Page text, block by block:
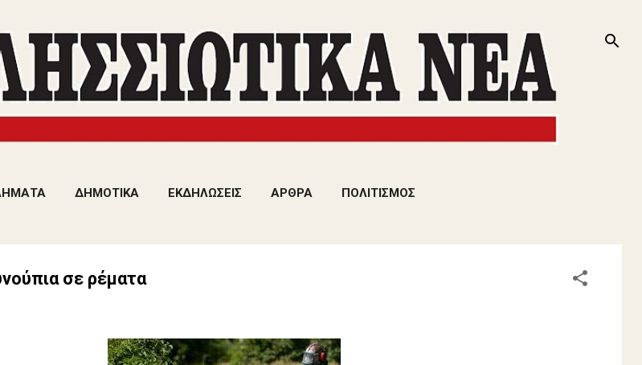
ΔΗΜΟΤΙΚΑ ΕΚΔΗΛΩΣΕΙΣ ΑΡΘΡΑ ΠΟΛΙΤΙΣΜΟΣ
σε ρέματα